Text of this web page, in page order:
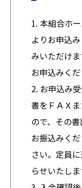
1. 本組合ホ
よりお申込
みいただけ
お申込みくだ
2. お申込み
書をＦＡＸ
ので、その
お振込みく
さい。定員
らせいたしま